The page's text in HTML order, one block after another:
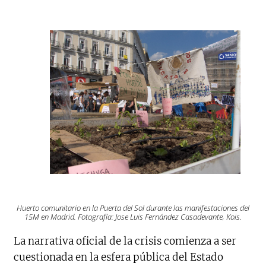
Huerto comunitario en la Puerta del Sol durante las manifestaciones del
15M en Madrid. Fotografía: Jose Luis Fernández Casadevante, Kois.
La narrativa oficial de la crisis comienza a ser
cuestionada en la esfera pública del Estado